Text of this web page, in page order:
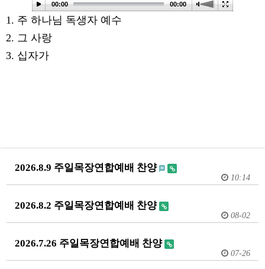
00:00 00:00
1. 주 하나님 독생자 예수
2. 그 사랑
3. 십자가
2026.8.9 주일목장연합예배 찬양
10:14
2026.8.2 주일목장연합예배 찬양
08-02
2026.7.26 주일목장연합예배 찬양
07-26